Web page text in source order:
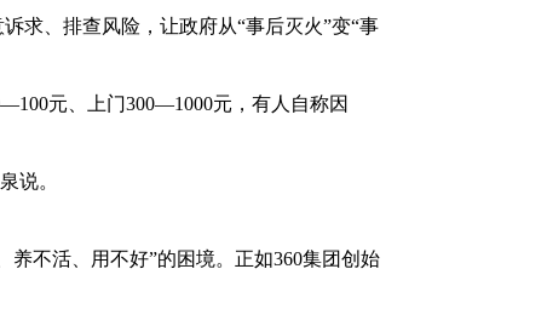
求、排查风险，让政府从“事后灭火”变“事
元、上门300—1000元，有人自称因
说。
养不活、用不好”的困境。正如360集团创始